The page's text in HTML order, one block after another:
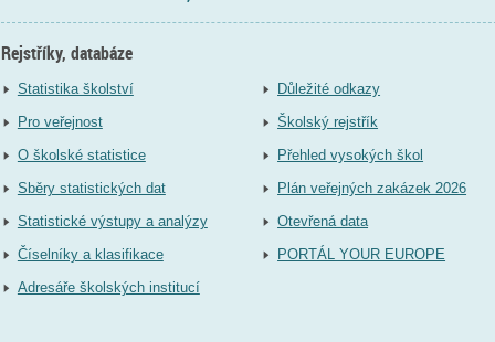
Rejstříky, databáze
Statistika školství
Pro veřejnost
O školské statistice
Sběry statistických dat
Statistické výstupy a analýzy
Číselníky a klasifikace
Adresáře školských institucí
Důležité odkazy
Školský rejstřík
Přehled vysokých škol
Plán veřejných zakázek 2026
Otevřená data
PORTÁL YOUR EUROPE